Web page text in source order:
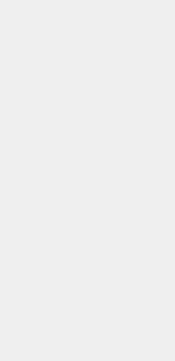
i favoriter